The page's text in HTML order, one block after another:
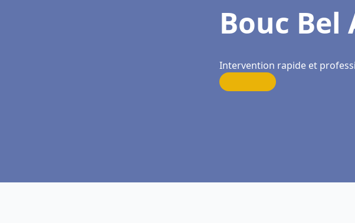
Bouc Bel
Intervention rapide et